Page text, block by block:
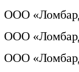
ООО
ООО
ООО